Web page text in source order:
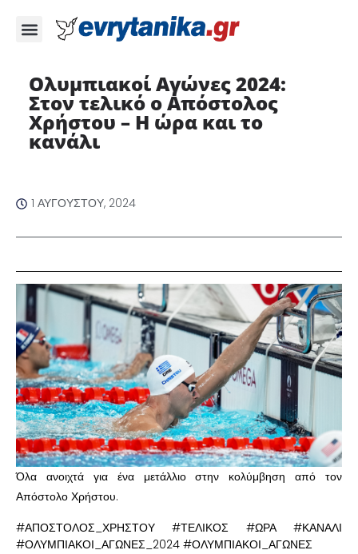
Ολυμπιακοί Αγώνες 2024:
Στον τελικό ο Απόστολος
Χρήστου – Η ώρα και το
κανάλι
1 ΑΥΓΟΎΣΤΟΥ, 2024
Όλα ανοιχτά για ένα μετάλλιο στην κολύμβηση από τον
Απόστολο Χρήστου.
#ΑΠΟΣΤΟΛΟΣ_ΧΡΗΣΤΟΥ #ΤΕΛΙΚΟΣ #ΩΡΑ #ΚΑΝΑΛΙ
#ΟΛΥΜΠΙΑΚΟΙ_ΑΓΩΝΕΣ_2024 #ΟΛΥΜΠΙΑΚΟΙ_ΑΓΩΝΕΣ